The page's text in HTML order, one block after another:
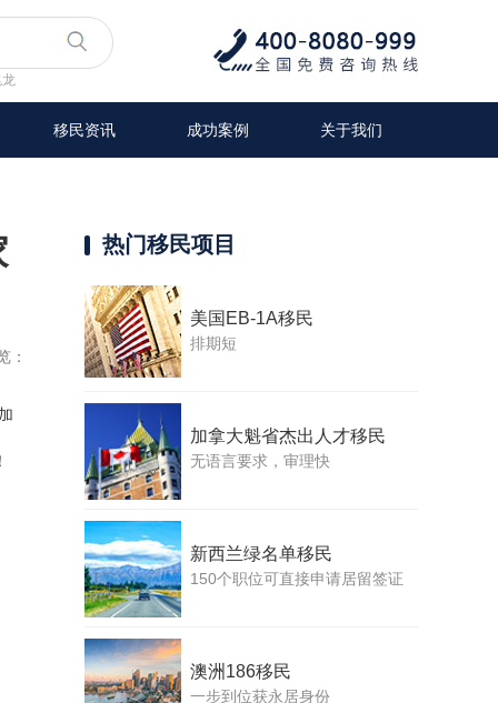
移民资讯 成功案例 关于我们
：
热门移民项目
美国EB-1A移民
排期短
加拿大魁省杰出人才移民
无语言要求，审理快
新西兰绿名单移民
150个职位可直接申请居留签证
澳洲186移民
一步到位获永居身份